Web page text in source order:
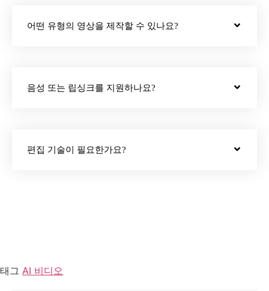
어떤 유형의 영상을 제작할 수 있나요?
음성 또는 립싱크를 지원하나요?
편집 기술이 필요한가요?
태그 AI 비디오